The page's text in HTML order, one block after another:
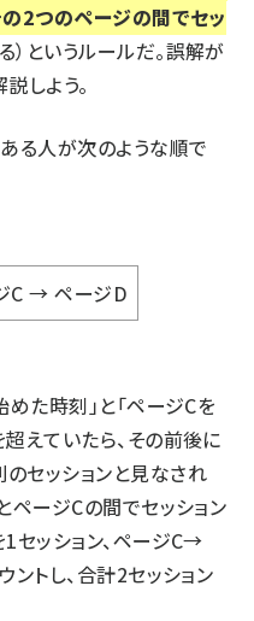
2つのページの間でセッ
）というルールだ。誤解が
しよう。
る人が次のような順で
C → ページD
めた時刻」と「ページCを
えていたら、その前後に
セッションと見なされ
ページCの間でセッション
セッション、ページC→
トし、合計2セッション